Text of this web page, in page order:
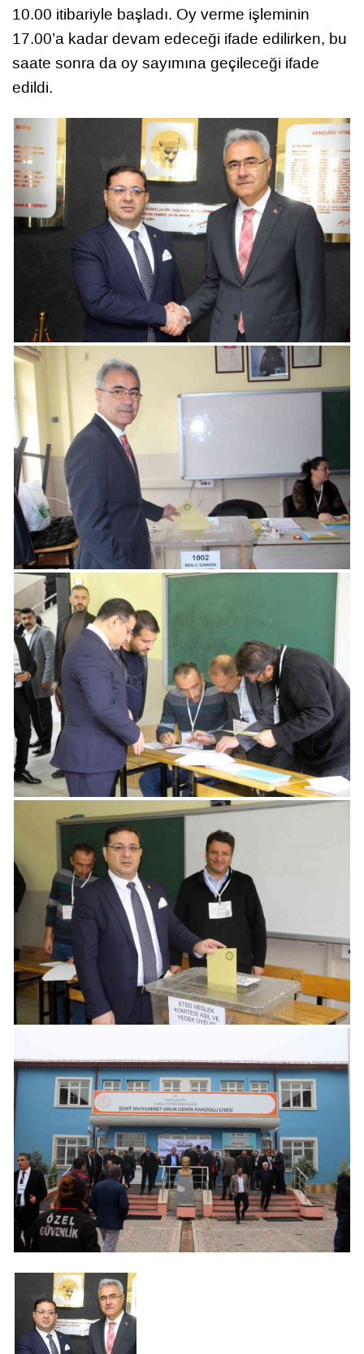
10.00 itibariyle başladı. Oy verme işleminin
17.00’a kadar devam edeceği ifade edilirken, bu
saate sonra da oy sayımına geçileceği ifade
edildi.